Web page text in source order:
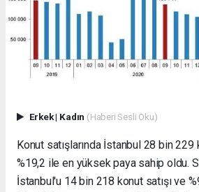
Erkek| Kadın (Haberi Sesli Oku)
Konut satışlarında İstanbul 28 bin 229
%19,2 ile en yüksek paya sahip oldu.
İstanbul'u 14 bin 218 konut satışı ve